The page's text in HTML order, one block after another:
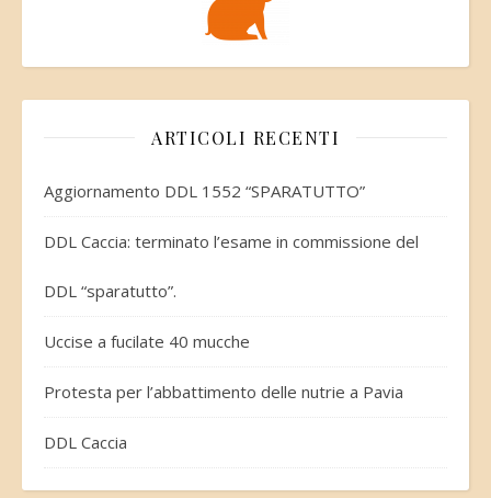
ARTICOLI RECENTI
Aggiornamento DDL 1552 “SPARATUTTO”
DDL Caccia: terminato l’esame in commissione del
DDL “sparatutto”.
Uccise a fucilate 40 mucche
Protesta per l’abbattimento delle nutrie a Pavia
DDL Caccia